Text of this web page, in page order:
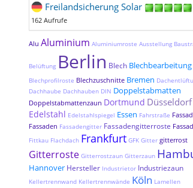
Freilandsicherung Solar
162 Aufrufe
Alu Aluminium Aluminiumroste Ausstellung
Belüftung Berlin Blech Blechbearbeitung
Blechprofilroste Blechzuschnitte Bremen
Dachhaube Dachhauben DIN Doppelstabmatten
Doppelstabmattenzaun Dortmund Düsseldorf
Edelstahl Edelstahlspiegel Essen Fahrstraße
Fassaden Fassadengitter Fassadengitterroste
Fittkau Flachdach Frankfurt GFK Gitter gitterrost
Gitterroste Gitterrostzaun Gitterzaun
Hannover Hersteller Industrietor Industriezaun
Kellertrennwand Kellertrennwände Köln Lamellen